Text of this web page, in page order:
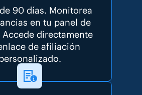
90 días. Monitorea
en tu panel de
directamente
de afiliación